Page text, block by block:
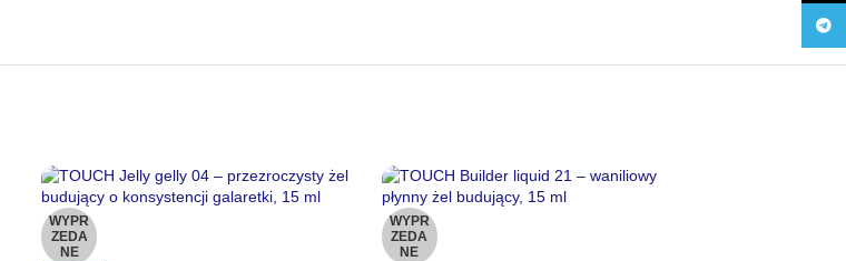
WYPR
ZEDA
NE
WYPR
ZEDA
NE